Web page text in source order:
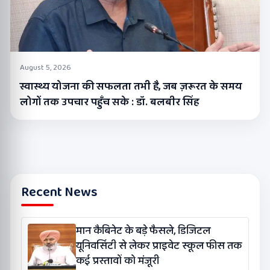
August 5, 2026
स्वास्थ्य योजना की सफलता तभी है, जब ज़रूरत के समय
लोगों तक उपचार पहुँच सके : डॉ. बलबीर सिंह
Recent News
मान कैबिनेट के बड़े फैसले, डिजिटल
यूनिवर्सिटी से लेकर प्राइवेट स्कूल फीस तक
कई प्रस्तावों को मंजूरी